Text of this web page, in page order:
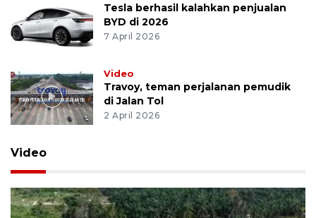
Tesla berhasil kalahkan penjualan
BYD di 2026
7 April 2026
Video
Travoy, teman perjalanan pemudik
di Jalan Tol
2 April 2026
Video